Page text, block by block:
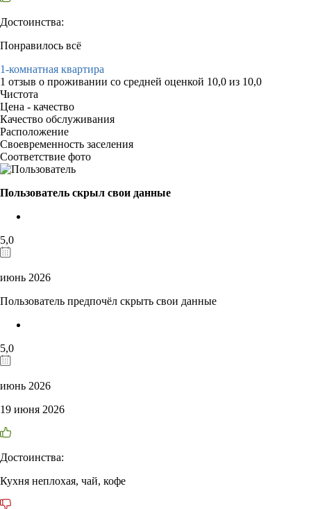
Достоинства:
Понравилось всё
1-комнатная квартира
1 отзыв о проживании со средней оценкой 10,0 из 10,0
Чистота
Цена - качество
Качество обслуживания
Расположение
Своевременность заселения
Соответствие фото
Пользователь скрыл свои данные
5,0
июнь 2026
Пользователь предпочёл скрыть свои данные
5,0
июнь 2026
19 июня 2026
Достоинства:
Кухня неплохая, чай, кофе